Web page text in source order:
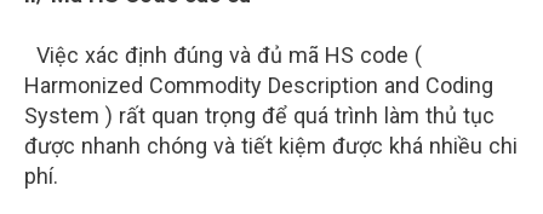
Việc xác định đúng và đủ mã HS code (
Harmonized Commodity Description and Coding
System ) rất quan trọng để quá trình làm thủ tục
được nhanh chóng và tiết kiệm được khá nhiều chi
phí.